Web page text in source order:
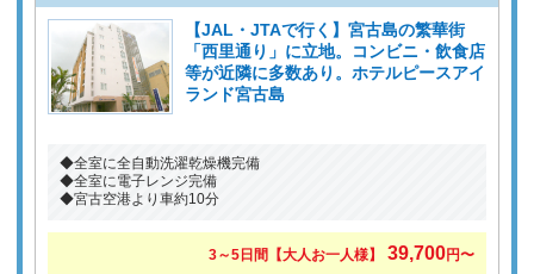
【JAL・JTAで行く】宮古島の繁華街
「西里通り」に立地。コンビニ・飲食店
等が近隣に多数あり。ホテルピースアイ
ランド宮古島
◆全室に全自動洗濯乾燥機完備
◆全室に電子レンジ完備
◆宮古空港より車約10分
3～5日間【大人お一人様】 39,700円〜